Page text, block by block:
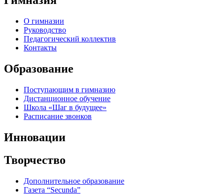
О гимназии
Руководство
Педагогический коллектив
Контакты
Образование
Поступающим в гимназию
Дистанционное обучение
Школа «Шаг в будущее»
Расписание звонков
Инновации
Творчество
Дополнительное образование
Газета “Secunda”